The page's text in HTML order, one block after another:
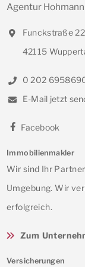
Agentur
Funckstraße 22
42115
0 202
E-Mail jetzt
Facebook
Immobilienmakler
Wir sind Ihr
Umgebung. Wir
erfolgreich.
Zum
Versicherungen